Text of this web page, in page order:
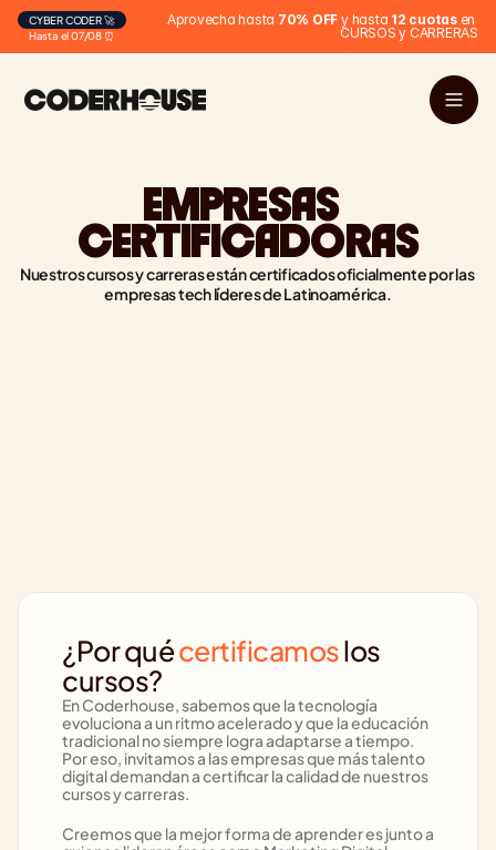
Hasta el 07/08 ⏰
CYBER CODER 🚀 Aprovecha hasta 70% OFF y hasta 12 cuotas en
CURSOS y CARRERAS
EMPRESAS
CERTIFICADORAS
Nuestros cursos y carreras están certificados oficialmente por las
empresas tech líderes de Latinoamérica.
¿Por qué certificamos los
cursos?
En Coderhouse, sabemos que la tecnología
evoluciona a un ritmo acelerado y que la educación
tradicional no siempre logra adaptarse a tiempo.
Por eso, invitamos a las empresas que más talento
digital demandan a certificar la calidad de nuestros
cursos y carreras.
Creemos que la mejor forma de aprender es junto a